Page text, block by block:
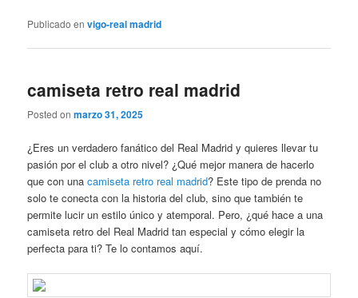
Publicado en vigo-real madrid
camiseta retro real madrid
Posted onmarzo 31, 2025
¿Eres un verdadero fanático del Real Madrid y quieres llevar tu
pasión por el club a otro nivel? ¿Qué mejor manera de hacerlo
que con unacamiseta retro real madrid? Este tipo de prenda no
solo te conecta con la historia del club, sino que también te
permite lucir un estilo único y atemporal. Pero, ¿qué hace a una
camiseta retro del Real Madrid tan especial y cómo elegir la
perfecta para ti? Te lo contamos aquí.